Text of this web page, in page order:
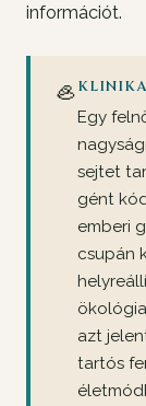
információt.
🦪
Egy
sejtet
gént
emberi
csupán
azt
tartós